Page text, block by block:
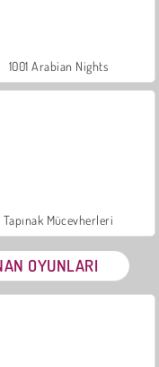
1001 Arabian Nights
Tapınak Mücevherleri
OYUNLARI